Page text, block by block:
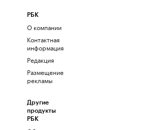
РБК
О компании
Контактная
информация
Редакция
Размещение
рекламы
Другие
продукты
РБК